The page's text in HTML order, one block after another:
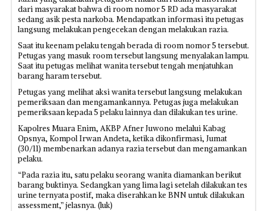
dari masyarakat bahwa di room nomor 5 RD ada masyarakat
sedang asik pesta narkoba. Mendapatkan informasi itu petugas
langsung melakukan pengecekan dengan melakukan razia.
Saat itu keenam pelaku tengah berada di room nomor 5 tersebut.
Petugas yang masuk room tersebut langsung menyalakan lampu.
Saat itu petugas melihat wanita tersebut tengah menjatuhkan
barang haram tersebut.
Petugas yang melihat aksi wanita tersebut langsung melakukan
pemeriksaan dan mengamankannya. Petugas juga melakukan
pemeriksaan kepada 5 pelaku lainnya dan dilakukan tes urine.
Kapolres Muara Enim, AKBP Afner Juwono melalui Kabag
Opsnya, Kompol Irwan Andeta, ketika dikonfirmasi, Jumat
(30/11) membenarkan adanya razia tersebut dan mengamankan
pelaku.
“Pada razia itu, satu pelaku seorang wanita diamankan berikut
barang buktinya. Sedangkan yang lima lagi setelah dilakukan tes
urine ternyata postif, maka diserahkan ke BNN untuk dilakukan
assessment,” jelasnya. (luk)